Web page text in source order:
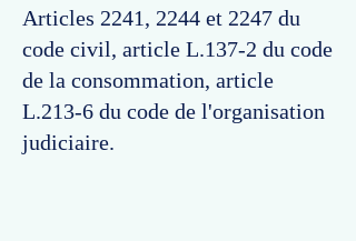
Articles 2241, 2244 et 2247 du
code civil, article L.137-2 du code
de la consommation, article
L.213-6 du code de l'organisation
judiciaire.